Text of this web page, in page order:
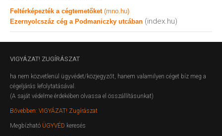
Feltérképezték a cégtemetőket (mno.hu)
Ezernyolcszáz cég a Podmaniczky utcában (index.hu)
VIGYÁZAT! ZUGÍRÁSZAT
ha nem közvetlenül ügyvédet/közjegyzőt, hanem valamilyen céget bíz meg a
cégeljárás lefolytatásával.
(A saját védelme érdekében olvassa el összállításunkat)
Bővebben: VIGYÁZAT! Zugírászat
Megbízható ÜGYVÉD keresés